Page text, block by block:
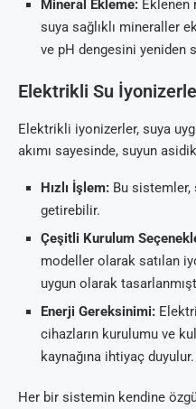
Mineral Ekleme: Eklenen
suya sağlıklı mineraller
ve pH dengesini yeniden
Elektrikli Su
Elektrikli iyonizerler, suya
akımı sayesinde, suyun
Hızlı İşlem: Bu sistemler,
getirebilir.
Çeşitli Kurulum
modeller olarak satılan
uygun olarak
Enerji Gereksinimi:
cihazların kurulumu ve
kaynağına ihtiyaç duyulur.
Her bir sistemin kendine